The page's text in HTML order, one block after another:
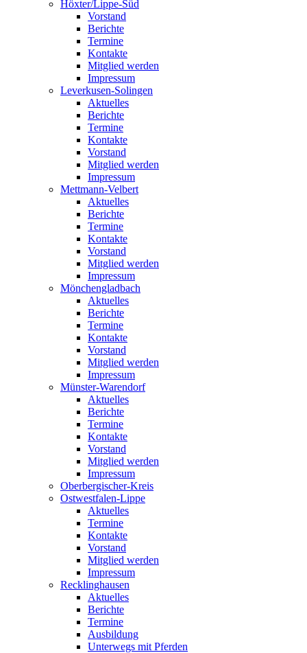
Höxter/Lippe-Süd
Vorstand
Berichte
Termine
Kontakte
Mitglied werden
Impressum
Leverkusen-Solingen
Aktuelles
Berichte
Termine
Kontakte
Vorstand
Mitglied werden
Impressum
Mettmann-Velbert
Aktuelles
Berichte
Termine
Kontakte
Vorstand
Mitglied werden
Impressum
Mönchengladbach
Aktuelles
Berichte
Termine
Kontakte
Vorstand
Mitglied werden
Impressum
Münster-Warendorf
Aktuelles
Berichte
Termine
Kontakte
Vorstand
Mitglied werden
Impressum
Oberbergischer-Kreis
Ostwestfalen-Lippe
Aktuelles
Termine
Kontakte
Vorstand
Mitglied werden
Impressum
Recklinghausen
Aktuelles
Berichte
Termine
Ausbildung
Unterwegs mit Pferden